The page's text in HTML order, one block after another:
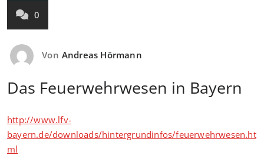
0
Von Andreas Hörmann
Das Feuerwehrwesen in Bayern
http://www.lfv-
bayern.de/downloads/hintergrundinfos/feuerwehrwesen.ht
ml